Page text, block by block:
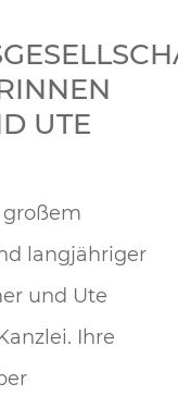
UTE
langjähriger
und Ute
Ihre